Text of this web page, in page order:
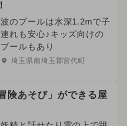
波のプールは水深1.2mで子
連れも安心♪キッズ向けの
プールもあり
埼玉県南埼玉郡宮代町
険あそび」ができる屋